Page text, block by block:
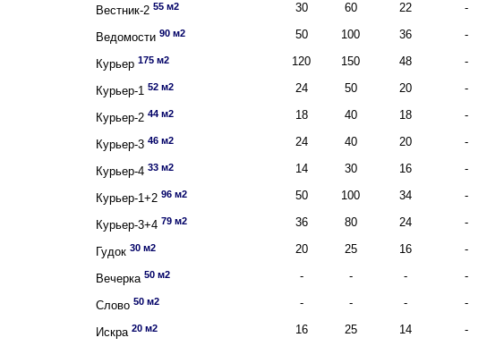
Вестник-2 55 м2 30 60 22 -
Ведомости 90 м2 50 100 36 -
Курьер 175 м2 120 150 48 -
Курьер-1 52 м2 24 50 20 -
Курьер-2 44 м2 18 40 18 -
Курьер-3 46 м2 24 40 20 -
Курьер-4 33 м2 14 30 16 -
Курьер-1+2 96 м2 50 100 34 -
Курьер-3+4 79 м2 36 80 24 -
Гудок 30 м2 20 25 16 -
Вечерка 50 м2 - - - -
Слово 50 м2 - - - -
Искра 20 м2 16 25 14 -